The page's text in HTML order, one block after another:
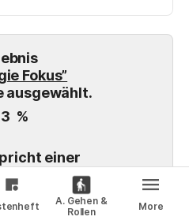
Fokus”
ausgewählt.
%
einer
in
A. Gehen &
Rollen
More